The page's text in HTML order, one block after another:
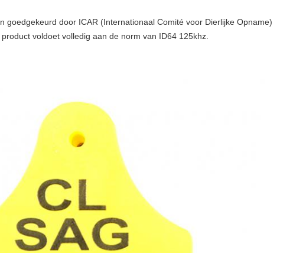
goedgekeurd door ICAR (Internationaal Comité voor Dierlijke Opname)
voldoet volledig aan de norm van ID64 125khz.